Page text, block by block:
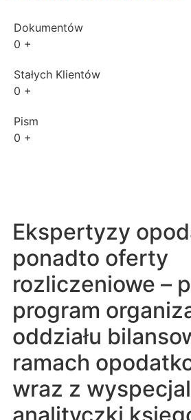
Dokumentów
0 +
Stałych Klientów
0 +
Pism
0 +
Ekspertyzy
ponadto oferty
rozliczeniowe –
program
oddziału
ramach
wraz z